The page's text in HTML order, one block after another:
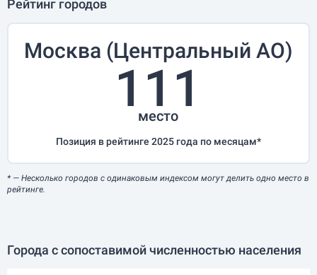
Рейтинг городов
Москва (Центральный АО)
111
место
Позиция в рейтинге 2025 года по месяцам*
*— Несколько городов с одинаковым индексом могут делить одно место в
рейтинге.
Города с сопоставимой численностью населения